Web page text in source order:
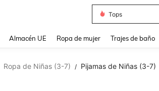
Vestidos
Almacén UE Ropa de mujer Trajes de baño
Ropa de Niñas (3-7) / Pijamas de Niñas (3-7)